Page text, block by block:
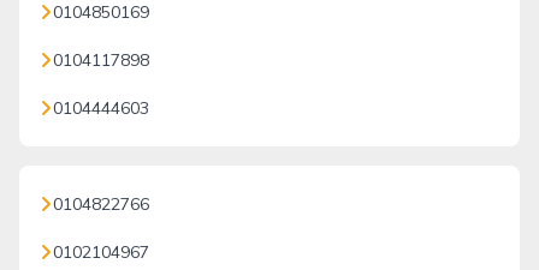
0104850169
0104117898
0104444603
0104822766
0102104967